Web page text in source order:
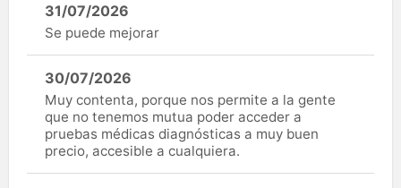
31/07/2026
Se puede mejorar
30/07/2026
Muy contenta, porque nos permite a la gente
que no tenemos mutua poder acceder a
pruebas médicas diagnósticas a muy buen
precio, accesible a cualquiera.